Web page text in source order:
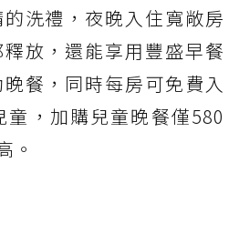
洗禮，夜晚入住寬敞房
放，還能享用豐盛早餐
餐，同時每房可免費入
，加購兒童晚餐僅580
。